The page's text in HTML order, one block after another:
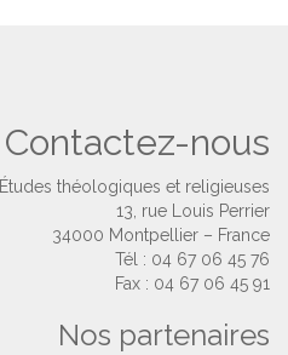
Contactez-nous
Études théologiques et religieuses
13, rue Louis Perrier
34000 Montpellier – France
Tél : 04 67 06 45 76
Fax : 04 67 06 45 91
Nos partenaires